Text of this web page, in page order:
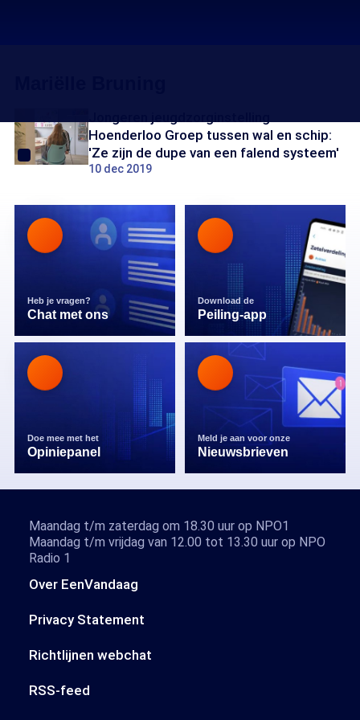
Hoenderloo Groep tussen wal en schip:
'Ze zijn de dupe van een falend systeem'
10 dec 2019
Heb je vragen?
Chat met ons
Download de
Peiling-app
Doe mee met het
Opiniepanel
Meld je aan voor onze
Nieuwsbrieven
Over EenVandaag
Privacy Statement
Richtlijnen webchat
RSS-feed
Maandag t/m zaterdag om 18.30 uur op NPO1
Maandag t/m vrijdag van 12.00 tot 13.30 uur op NPO
Radio 1